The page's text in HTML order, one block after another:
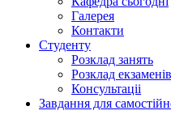
Галерея
Контакти
Студенту
Розклад занять
Розклад екзаменів
Консультаціі
Завдання для